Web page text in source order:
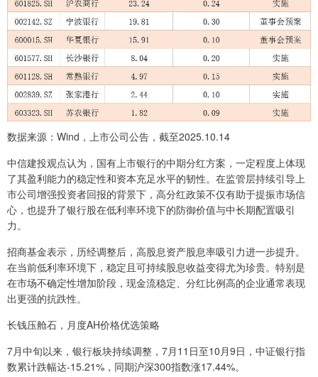
数据来源：Wind，上市公司公告，截至2025.10.14
中信建投观点认为，国有上市银行的中期分红方案，一定程度上体现
了其盈利能力的稳定性和资本充足水平的韧性。在监管层持续引导上
市公司增强投资者回报的背景下，高分红政策不仅有助于提振市场信
心，也提升了银行股在低利率环境下的防御价值与中长期配置吸引
力。
招商基金表示，历经调整后，高股息资产股息率吸引力进一步提升。
在当前低利率环境下，稳定且可持续股息收益变得尤为珍贵。特别是
在市场不确定性增加阶段，现金流稳定、分红比例高的企业通常表现
出更强的抗跌性。
长钱压舱石，月度AH价格优选策略
7月中旬以来，银行板块持续调整，7月11日至10月9日，中证银行指
数累计跌幅达-15.21%，同期沪深300指数涨17.44%。